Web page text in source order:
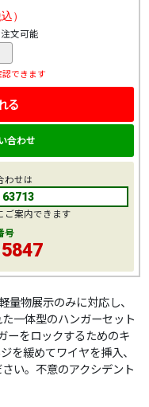
量物展示のみに対応し、
一体型のハンガーセット
ーをロックするためのキ
を緩めてワイヤを挿入、
い。不意のアクシデント
）
文可能
できます
る
合わせ
わせは
63713
ご案内できます
号